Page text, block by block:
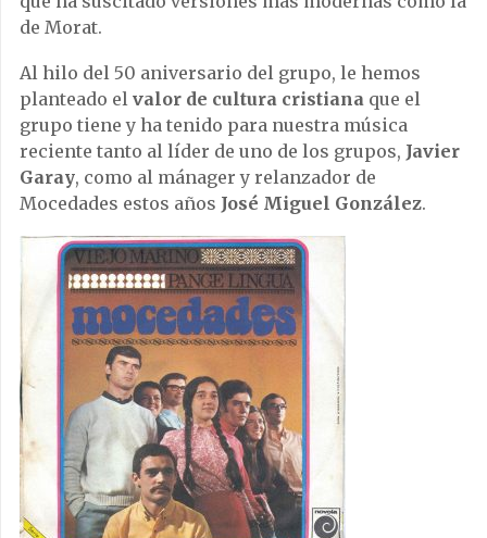
de Morat.
Al hilo del 50 aniversario del grupo, le hemos
planteado el valor de cultura cristiana que el
grupo tiene y ha tenido para nuestra música
reciente tanto al líder de uno de los grupos, Javier
Garay, como al mánager y relanzador de
Mocedades estos años José Miguel González.